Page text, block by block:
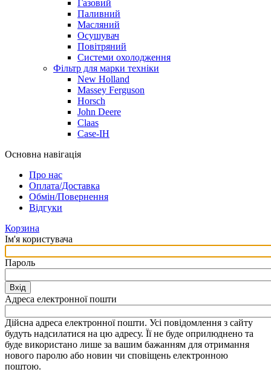
Газовий
Паливний
Масляний
Осушувач
Повітряний
Системи охолодження
Фільтр для марки техніки
New Holland
Massey Ferguson
Horsch
John Deere
Claas
Case-IH
Основна навігація
Про нас
Оплата/Доставка
Обмін/Повернення
Відгуки
Корзина
Ім'я користувача
Пароль
Вхід
Адреса електронної пошти
Дійсна адреса електронної пошти. Усі повідомлення з сайту
будуть надсилатися на цю адресу. Її не буде оприлюднено та
буде використано лише за вашим бажанням для отримання
нового паролю або новин чи сповіщень електронною
поштою.